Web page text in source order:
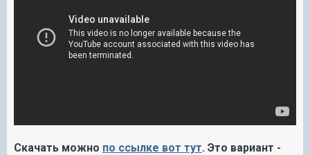
Скачать можно по ссылке вот тут. Это вариант -